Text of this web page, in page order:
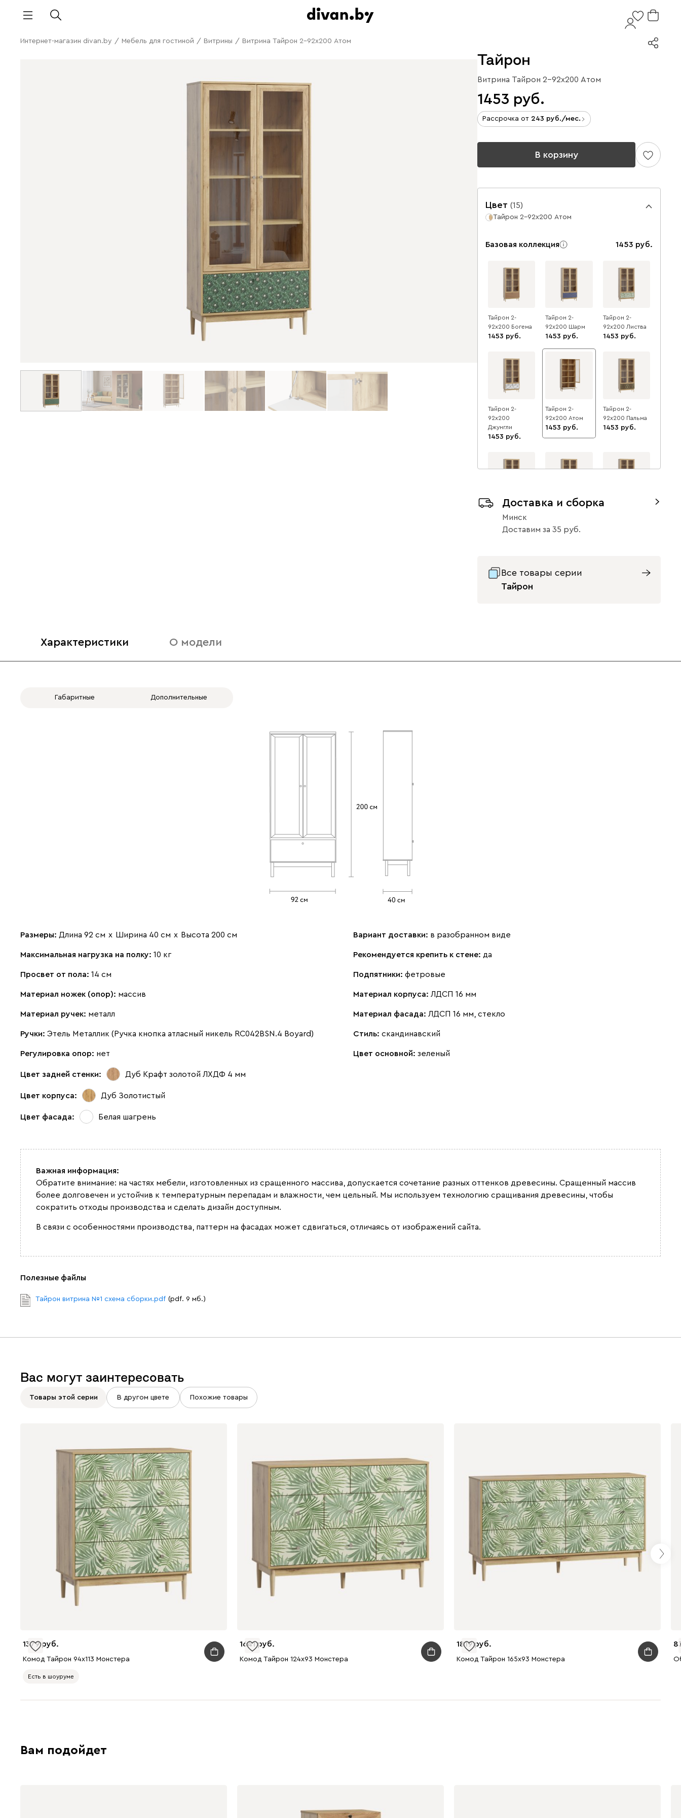
Интернет-магазин divan.by / Мебель для гостиной / Витрины / Витрина Тайрон 2-92x200 Атом
Тайрон
Витрина Тайрон 2-92x200 Атом
1453
Рассрочка от 243 /мес.
В корзину
Цвет (15)
Тайрон 2-92x200 Атом
Базовая коллекция 1453
Тайрон 2-
92x200 Богема ​
1453
Тайрон 2-
92x200 Шарм ​
1453
Тайрон 2-
92x200 Листва
1453
Тайрон 2-
92x200
Джунгли ​
1453
Тайрон 2-
92x200 Атом
1453
Тайрон 2-
92x200 Пальма ​
1453
Тайрон 2-
92x200 Гепард
1453
Монстера ​
Доставка и сборка
Минск
Доставим за 35
Все товары серии
Тайрон
Характеристики О модели
Габаритные Дополнительные
Размеры: Длина 92 см х Ширина 40 см х Высота 200 см
Максимальная нагрузка на полку: 10 кг
Просвет от пола: 14 см
Материал ножек (опор): массив
Материал ручек: металл
Ручки: Этель Металлик (Ручка кнопка атласный никель RC042BSN.4 Boyard)
Регулировка опор: нет
Цвет задней стенки: Дуб Крафт золотой ЛХДФ 4 мм
Цвет корпуса: Дуб Золотистый
Цвет фасада: Белая шагрень
Вариант доставки: в разобранном виде
Рекомендуется крепить к стене: да
Подпятники: фетровые
Материал корпуса: ЛДСП 16 мм
Материал фасада: ЛДСП 16 мм, стекло
Стиль: скандинавский
Цвет основной: зеленый
Важная информация:
Обратите внимание: на частях мебели, изготовленных из сращенного массива, допускается сочетание разных оттенков древесины. Сращенный массив
более долговечен и устойчив к температурным перепадам и влажности, чем цельный. Мы используем технологию сращивания древесины, чтобы
сократить отходы производства и сделать дизайн доступным.
В связи с особенностями производства, паттерн на фасадах может сдвигаться, отличаясь от изображений сайта.
Полезные файлы
Тайрон витрина №1 схема сборки.pdf (pdf. 9 мб.)
Вас могут заинтересовать
Товары этой серии В другом цвете Похожие товары
1379
Комод Тайрон 94x113 Монстера ​
Есть в шоуруме
1641
Комод Тайрон 124x93 Монстера ​
1819
Комод Тайрон 165x93 Монстера ​
Вам подойдет